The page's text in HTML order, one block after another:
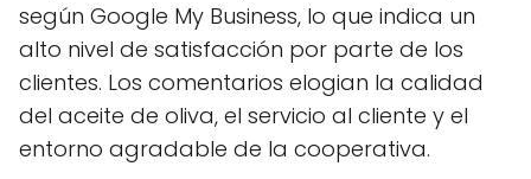
según Google My Business, lo que indica un
alto nivel de satisfacción por parte de los
clientes. Los comentarios elogian la calidad
del aceite de oliva, el servicio al cliente y el
entorno agradable de la cooperativa.